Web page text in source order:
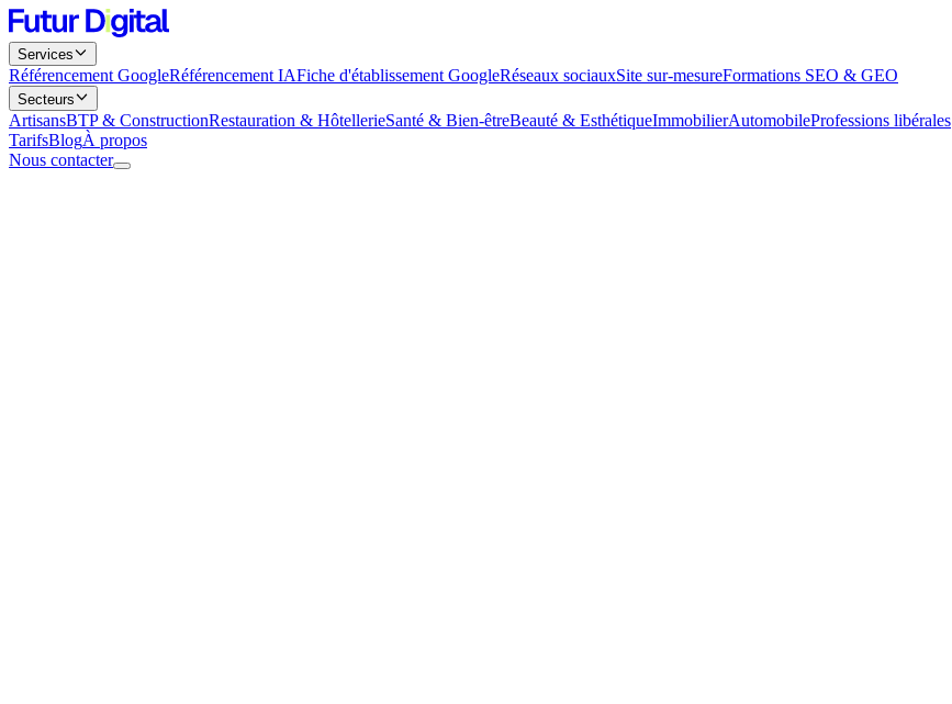
Services
Référencement GoogleRéférencement IAFiche d'établissement GoogleRéseaux sociauxSite sur-mesureFormations SEO & GEO
Secteurs
ArtisansBTP & ConstructionRestauration & HôtellerieSanté & Bien-êtreBeauté & EsthétiqueImmobilierAutomobileProfessions libérales
TarifsBlogÀ propos
Nous contacter